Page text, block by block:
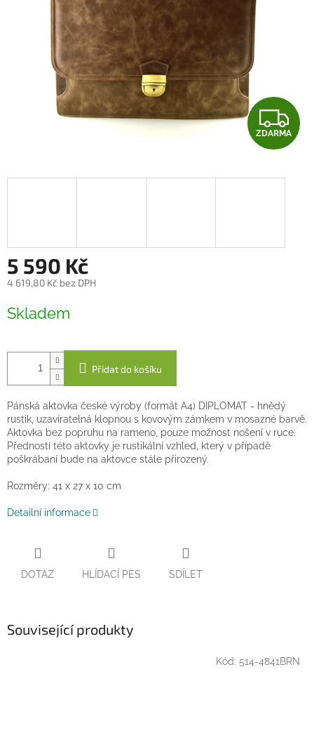
Z
D
ZDARMA
5 590 Kč
4 619,80 Kč bez DPH
cena:
Skladem
Přidat do košíku
Pánská aktovka české výroby (formát A4) DIPLOMAT - hnědý
rustik, uzavíratelná klopnou s kovovým zámkem v mosazné barvě.
Aktovka bez popruhu na rameno, pouze možnost nošení v ruce.
Předností této aktovky je rustikální vzhled, který v případě
poškrábaní bude na aktovce stále přirozený.
Rozměry: 41 x 27 x 10 cm
Detailní informace
DOTAZ HLÍDACÍ PES SDÍLET
Související produkty
Kód: 514-4841BRN